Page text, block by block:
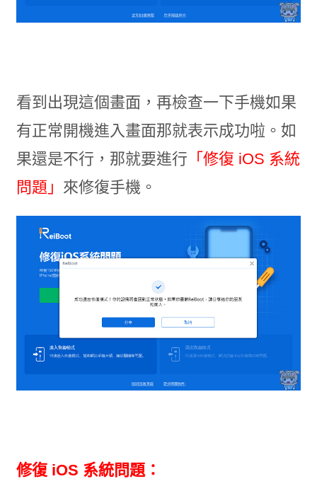
看到出現這個畫面，再檢查一下手機如果
有正常開機進入畫面那就表示成功啦。如
果還是不行，那就要進行 「修復 iOS 系統
問題」 來修復手機。
修復 iOS 系統問題：